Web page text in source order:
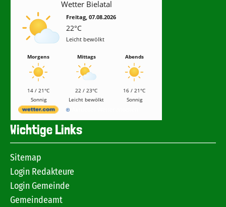
Wetter Bielatal
Freitag, 07.08.2026
22°C
Leicht bewölkt
Morgens
14 / 21°C
Sonnig
Mittags
22 / 23°C
Leicht bewölkt
Abends
16 / 21°C
Sonnig
Wichtige Links
Sitemap
Login Redakteure
Login Gemeinde
Gemeindeamt